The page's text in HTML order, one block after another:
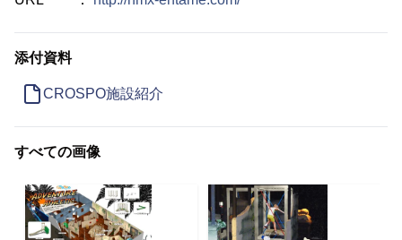
添付資料
CROSPO施設紹介
すべての画像